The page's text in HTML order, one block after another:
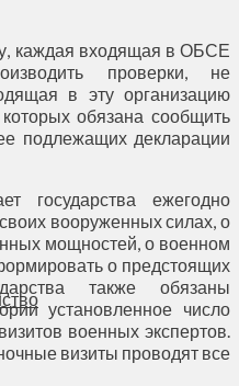
каждая входящая в ОБСЕ
проверки, не
в эту организацию
обязана сообщить
подлежащих декларации
государства ежегодно
вооруженных силах, о
мощностей, о военном
о предстоящих
также обязаны
установленное число
военных экспертов.
визиты проводят все